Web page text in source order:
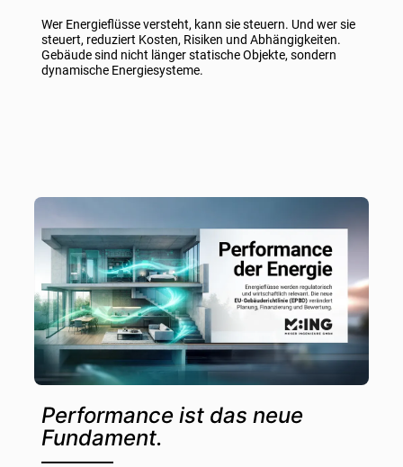
Wer Energieflüsse versteht, kann sie steuern. Und wer sie
steuert, reduziert Kosten, Risiken und Abhängigkeiten.
Gebäude sind nicht länger statische Objekte, sondern
dynamische Energiesysteme.
Performance ist das neue
Fundament.